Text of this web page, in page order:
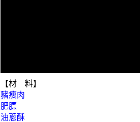
【材 料】
豬瘦肉
肥膘
油蔥酥